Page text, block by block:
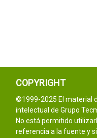
COPYRIGHT
©1999-2025 El material
intelectual de Grupo
No está permitido
referencia a la fuente y